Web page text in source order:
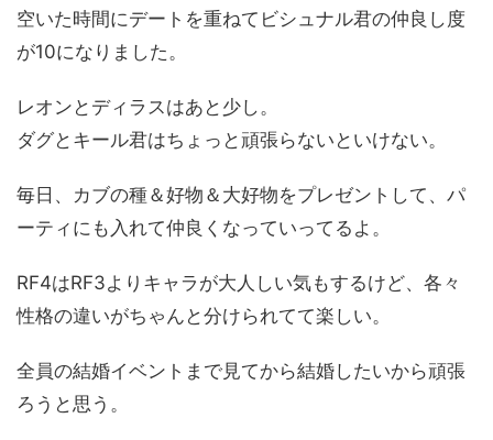
空いた時間にデートを重ねてビシュナル君の仲良し度
が10になりました。
レオンとディラスはあと少し。
ダグとキール君はちょっと頑張らないといけない。
毎日、カブの種＆好物＆大好物をプレゼントして、パ
ーティにも入れて仲良くなっていってるよ。
RF4はRF3よりキャラが大人しい気もするけど、各々
性格の違いがちゃんと分けられてて楽しい。
全員の結婚イベントまで見てから結婚したいから頑張
ろうと思う。